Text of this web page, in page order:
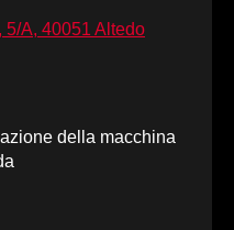
A, 40051 Altedo
della macchina